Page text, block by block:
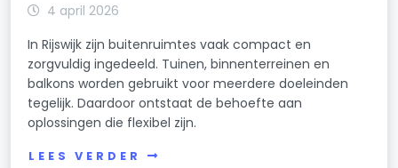
4 april 2026
In Rijswijk zijn buitenruimtes vaak compact en
zorgvuldig ingedeeld. Tuinen, binnenterreinen en
balkons worden gebruikt voor meerdere doeleinden
tegelijk. Daardoor ontstaat de behoefte aan
oplossingen die flexibel zijn.
LEES VERDER